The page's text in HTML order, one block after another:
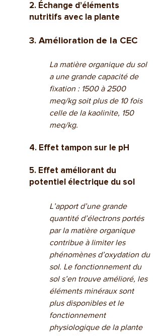
2. Échange d’éléments
nutritifs avec la plante
3. Amélioration de la CEC
La matière organique du sol
a une grande capacité de
fixation : 1500 à 2500
meq/kg soit plus de 10 fois
celle de la kaolinite, 150
meq/kg.
4. Effet tampon sur le pH
5. Effet améliorant du
potentiel électrique du sol
L’apport d’une grande
quantité d’électrons portés
par la matière organique
contribue à limiter les
phénomènes d’oxydation du
sol. Le fonctionnement du
sol s’en trouve amélioré, les
éléments minéraux sont
plus disponibles et le
fonctionnement
physiologique de la plante